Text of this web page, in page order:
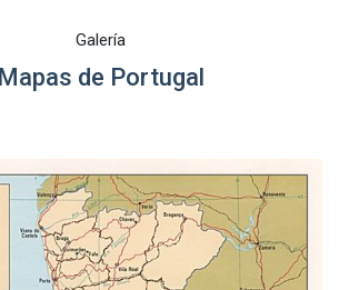
Galería
Mapas de Portugal